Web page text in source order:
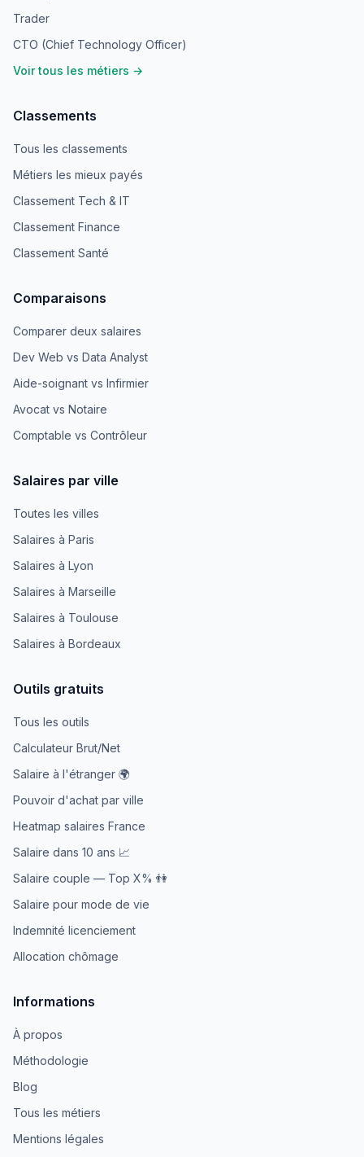
Trader
CTO (Chief Technology Officer)
Voir tous les métiers →
Classements
Tous les classements
Métiers les mieux payés
Classement Tech & IT
Classement Finance
Classement Santé
Comparaisons
Comparer deux salaires
Dev Web vs Data Analyst
Aide-soignant vs Infirmier
Avocat vs Notaire
Comptable vs Contrôleur
Salaires par ville
Toutes les villes
Salaires à Paris
Salaires à Lyon
Salaires à Marseille
Salaires à Toulouse
Salaires à Bordeaux
Outils gratuits
Tous les outils
Calculateur Brut/Net
Salaire à l'étranger 🌍
Pouvoir d'achat par ville
Heatmap salaires France
Salaire dans 10 ans 📈
Salaire couple — Top X% 👫
Salaire pour mode de vie
Indemnité licenciement
Allocation chômage
Informations
À propos
Méthodologie
Blog
Tous les métiers
Mentions légales